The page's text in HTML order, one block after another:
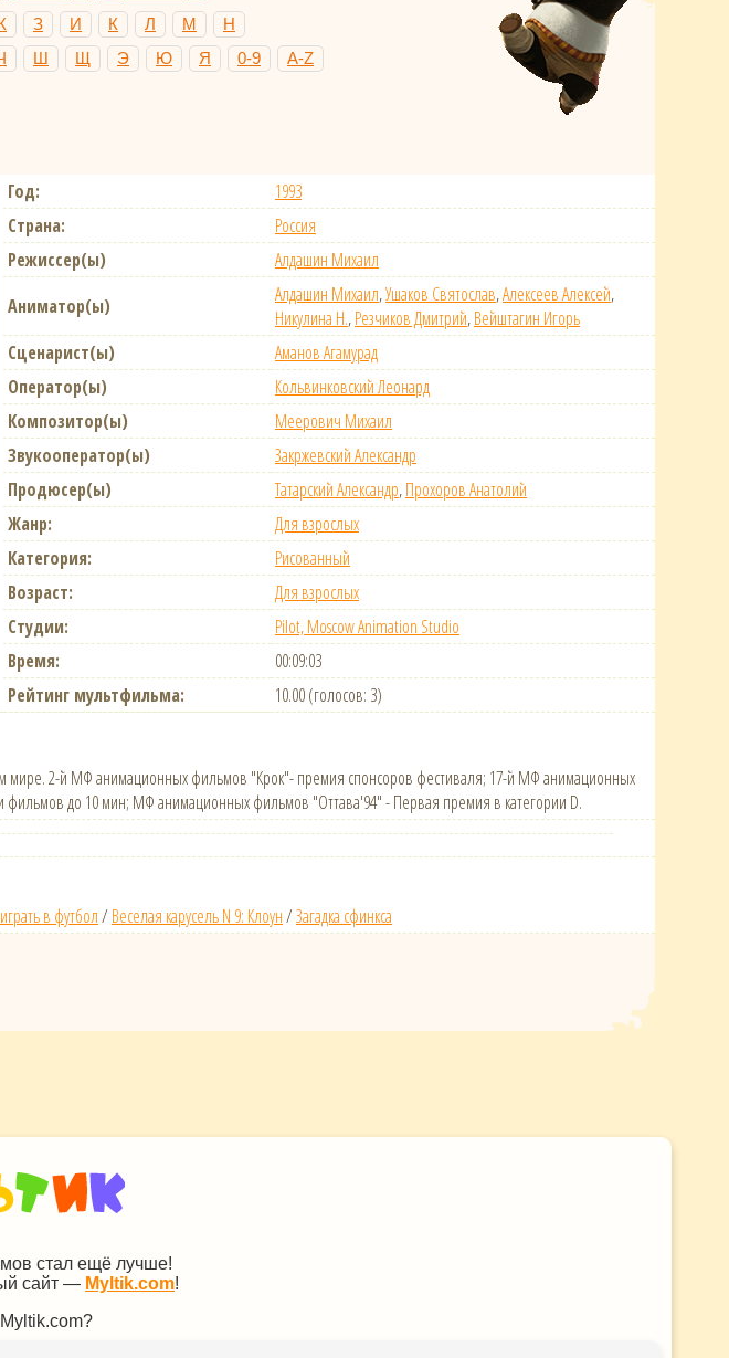
З И К Л М
Н
Ш Щ Э Ю Я 0-9 A-Z
Год:
1993
Страна:
Россия
Режиссер(ы)
Алдашин Михаил
Аниматор(ы)
Алдашин Михаил,Ушаков Святослав,Алексеев Алексей,
Никулина Н.,Резчиков Дмитрий,Вейштагин Игорь
Сценарист(ы)
Аманов Агамурад
Оператор(ы)
Кольвинковский Леонард
Композитор(ы)
Меерович Михаил
Звукооператор(ы)
Закржевский Александр
Продюсер(ы)
Татарский Александр,Прохоров Анатолий
Жанр:
Для взрослых
Категория:
Рисованный
Возраст:
Для взрослых
Студии:
Pilot, Moscow Animation Studio
Время:
00:09:03
Рейтинг мультфильма:
10.00 (голосов: 3)
мире. 2-й МФ анимационных фильмов "Крок"- премия спонсоров фестиваля; 17-й МФ анимационных
до 10 мин; МФ анимационных фильмов "Оттава'94" - Первая премия в категории D.
в футбол/ Веселая карусель N 9: Клоун/Загадка сфинкса
стал ещё лучше!
сайт — Myltik.com!